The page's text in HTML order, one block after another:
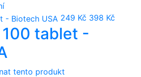
249 Kč 398 Kč
tablet -
tento produkt